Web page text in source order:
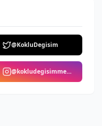
@KokluDegisim
@kokludegisimmedya